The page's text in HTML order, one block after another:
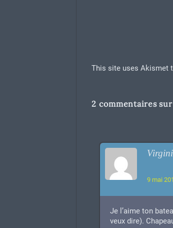
This site uses Akismet
2 commentaires
9 mai
Je l’aime ton
veux dire).